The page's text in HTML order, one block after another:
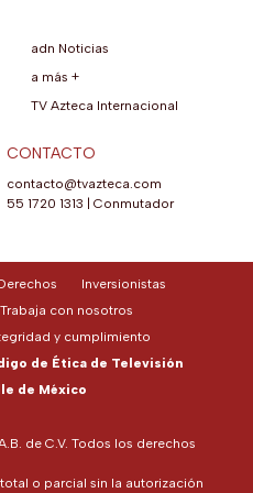
adn Noticias
a más +
TV Azteca Internacional
CONTACTO
contacto@tvazteca.com
55 1720 1313
Conmutador
de C.V. Todos los derechos
o parcial sin la autorización
Inversionistas
Trabaja con nosotros
y cumplimiento
de Ética de Televisión
de México